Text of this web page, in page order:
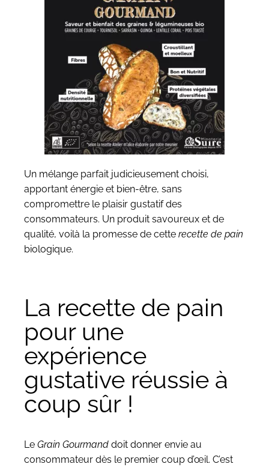
Un mélange parfait judicieusement choisi,
apportant énergie et bien-être, sans
compromettre le plaisir gustatif des
consommateurs. Un produit savoureux et de
qualité, voilà la promesse de cette recette de pain
biologique.
La recette de pain
pour une
expérience
gustative réussie à
coup sûr !
Le Grain Gourmand doit donner envie au
consommateur dès le premier coup d’œil. C’est